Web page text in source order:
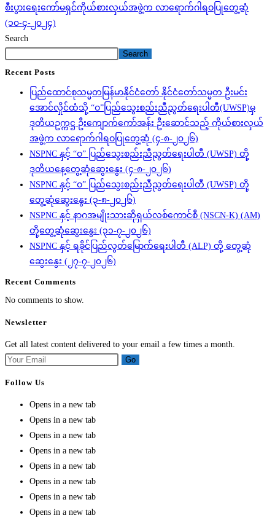
စီးပွားရေးကော်မရှင်ကိုယ်စားလှယ်အဖွဲ့က လာရောက်ဂါရဝပြုတွေ့ဆုံ
(၁၀-၄-၂၀၂၄)
Search
Search
Recent Posts
ပြည်ထောင်စုသမ္မတမြန်မာနိုင်ငံတော် နိုင်ငံတော်သမ္မတ ဦးမင်း
အောင်လှိုင်ထံသို့ “ဝ”ပြည်သွေးစည်းညီညွတ်ရေးပါတီ(UWSP)မှ
ဒုတိယဥက္ကဋ္ဌ ဦးကျောက်ကော်အန်း ဦးဆောင်သည့် ကိုယ်စားလှယ်
အဖွဲ့က လာရောက်ဂါရဝပြုတွေ့ဆုံ (၄-၈-၂၀၂၆)
NSPNC နှင့် “ဝ” ပြည်သွေးစည်းညီညွတ်ရေးပါတီ (UWSP) တို့
ဒုတိယနေ့တွေ့ဆုံဆွေးနွေး (၄-၈-၂၀၂၆)
NSPNC နှင့် “ဝ” ပြည်သွေးစည်းညီညွတ်ရေးပါတီ (UWSP) တို့
တွေ့ဆုံဆွေးနွေး (၃-၈-၂၀၂၆)
NSPNC နှင့် နာဂအမျိုးသားဆိုရှယ်လစ်ကောင်စီ (NSCN-K) (AM)
တို့တွေ့ဆုံဆွေးနွေး (၃၁-၇-၂၀၂၆)
NSPNC နှင့် ရခိုင်ပြည်လွတ်မြောက်ရေးပါတီ (ALP) တို့ တွေ့ဆုံ
ဆွေးနွေး (၂၇-၇-၂၀၂၆)
Recent Comments
No comments to show.
Newsletter
Get all latest content delivered to your email a few times a month.
Go
Follow Us
Opens in a new tab
Opens in a new tab
Opens in a new tab
Opens in a new tab
Opens in a new tab
Opens in a new tab
Opens in a new tab
Opens in a new tab